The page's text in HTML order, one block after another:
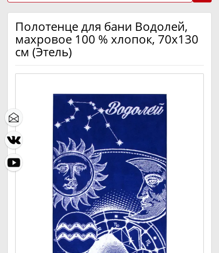
Полотенце для бани Водолей,
махровое 100 % хлопок, 70х130
см (Этель)